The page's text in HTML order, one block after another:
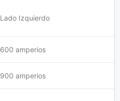
Lado Izquierdo
600 amperios
900 amperios